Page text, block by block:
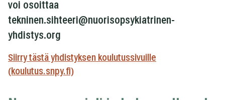
voi osoittaa
tekninen.sihteeri@nuorisopsykiatrinen-
yhdistys.org
Siirry tästä yhdistyksen koulutussivuille
(koulutus.snpy.fi)